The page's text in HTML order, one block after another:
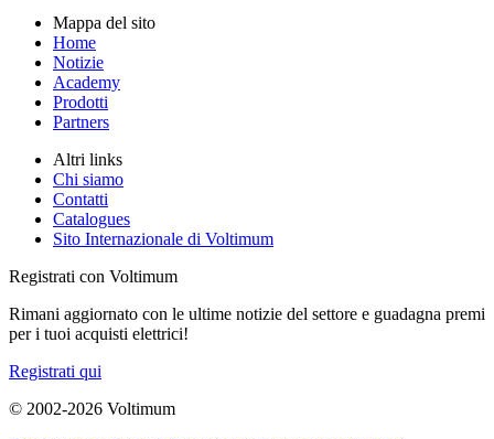
Mappa del sito
Home
Notizie
Academy
Prodotti
Partners
Altri links
Chi siamo
Contatti
Catalogues
Sito Internazionale di Voltimum
Registrati con Voltimum
Rimani aggiornato con le ultime notizie del settore e guadagna premi
per i tuoi acquisti elettrici!
Registrati qui
© 2002-2026 Voltimum